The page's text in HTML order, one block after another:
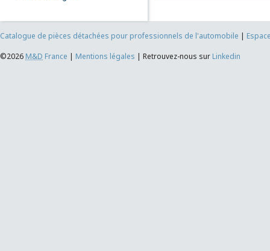
Catalogue de pièces détachées pour professionnels de l'automobile |
©2026 M&D France | Mentions légales | Retrouvez-nous sur Linkedin